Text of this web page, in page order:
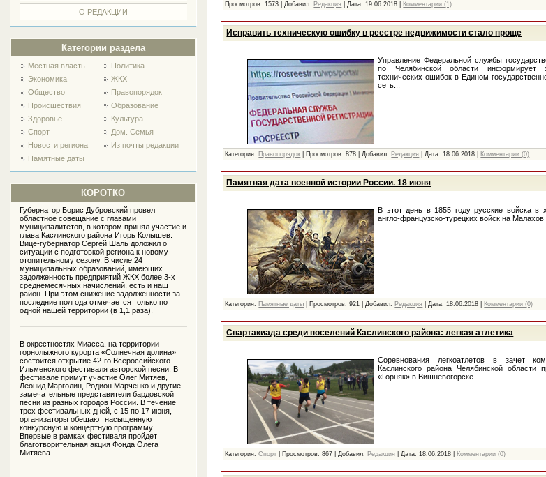
О РЕДАКЦИИ
Категории раздела
Местная власть
Политика
Экономика
ЖКХ
Общество
Правопорядок
Проиcшествия
Образование
Здоровье
Культура
Спорт
Дом. Семья
Новости региона
Из почты редакции
Памятные даты
КОРОТКО
Губернатор Борис Дубровский провел
областное совещание с главами
муниципалитетов, в котором принял участие и
глава Каслинского района Игорь Колышев.
Вице-губернатор Сергей Шаль доложил о
ситуации с подготовкой региона к новому
отопительному сезону. В числе 24
муниципальных образований, имеющих
задолженность предприятий ЖКХ более 3-х
среднемесячных начислений, есть и наш
район. При этом снижение задолженности за
последние полгода отмечается только по
одной нашей территории (в 1,1 раза).
В окрестностях Миасса, на территории
горнолыжного курорта «Солнечная долина»
состоится открытие 42-го Всероссийского
Ильменского фестиваля авторской песни. В
фестивале примут участие Олег Митяев,
Леонид Марголин, Родион Марченко и другие
замечательные представители бардовской
песни из разных городов России. В течение
трех фестивальных дней, с 15 по 17 июня,
организаторы обещают насыщенную
конкурсную и концертную программу.
Впервые в рамках фестиваля пройдет
благотворительная акция Фонда Олега
Митяева.
Просмотров: 1573 |Добавил: Редакция |Дата: 19.06.2018 Комментарии (1)
Исправить техническую ошибку в реестре недвижимости стало проще
Управление Федеральной службы
по Челябинской области информирует
технических ошибок в Едином
сеть...
Категория: Правопорядок Просмотров: 878 Добавил: Редакция Дата: 18.06.2018 Комментарии (0)
Памятная дата военной истории России. 18 июня
В этот день в 1855 году русские войска в
англо-французско-турецких войск на Малахов
Категория: Памятные даты Просмотров: 921 Добавил: Редакция Дата: 18.06.2018 Комментарии (0)
Спартакиада среди поселений Каслинского района: легкая атлетика
Соревнования легкоатлетов в зачет
Каслинского района Челябинской
«Горняк» в Вишневогорске...
Категория: Спорт Просмотров: 867 Добавил: Редакция Дата: 18.06.2018 Комментарии (0)